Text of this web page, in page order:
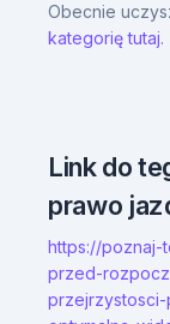
Obecnie
kategorię tutaj.
Link do
prawo
https://poznaj-
przed-